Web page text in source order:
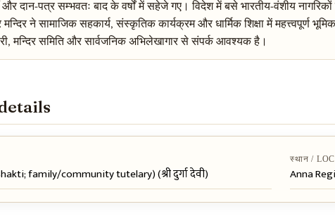
और दान-पत्र सम्भवतः बाद के वर्षों में सहेजे गए। विदेश में बसे भारतीय-वंशीय
ने सामाजिक सहकार्य, संस्कृतिक कार्यक्रम और धार्मिक शिक्षा में महत्त्वपूर्ण
मन्दिर समिति और सार्वजनिक अभिलेखागार से संपर्क आवश्यक है।
details
family/community tutelary) (श्री दुर्गा देवी)
स्थान /
Anna